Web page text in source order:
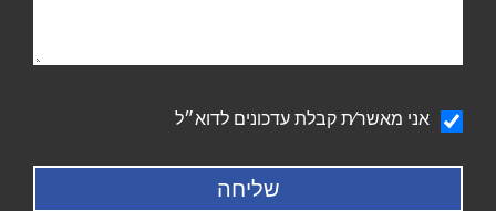
הודעהאני מאשר∕ת קבלת עדכונים לדוא״ל